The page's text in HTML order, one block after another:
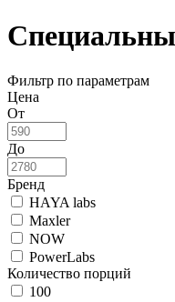
Фильтр по параметрам
Цена
От
До
Бренд
HAYA labs
Maxler
NOW
PowerLabs
Количество порций
100